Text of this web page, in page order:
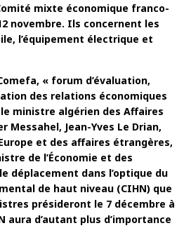
mixte économique franco-
novembre. Ils concernent les
l’équipement électrique et
« forum d’évaluation,
des relations économiques
ministre algérien des Affaires
Messahel, Jean-Yves Le Drian,
et des affaires étrangères,
de l’Économie et des
déplacement dans l’optique du
de haut niveau (CIHN) que
présideront le 7 décembre à
aura d’autant plus d’importance